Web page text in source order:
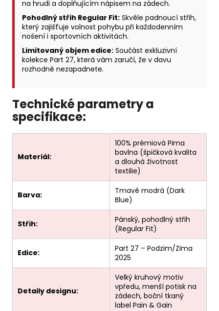
na hrudi a doplňujícím nápisem na zádech.
Pohodlný střih Regular Fit: Skvěle padnoucí střih,
který zajišťuje volnost pohybu při každodenním
nošení i sportovních aktivitách.
Limitovaný objem edice: Součást exkluzivní
kolekce Part 27, která vám zaručí, že v davu
rozhodně nezapadnete.
Technické parametry a
specifikace:
Materiál:
100% prémiová Pima
bavlna (špičková kvalita
a dlouhá životnost
textilie)
Barva:
Tmavě modrá (Dark
Blue)
Střih:
Pánský, pohodlný střih
(Regular Fit)
Edice:
Part 27 – Podzim/Zima
2025
Detaily designu:
Velký kruhový motiv
vpředu, menší potisk na
zádech, boční tkaný
label Pain & Gain